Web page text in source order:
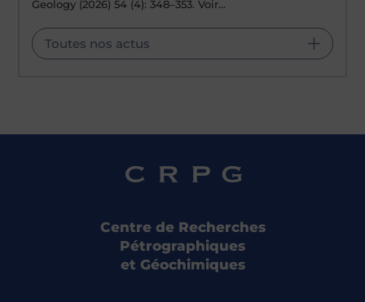
Geology (2026) 54 (4): 348–353. Voir…
Toutes nos actus
Centre de Recherches
Pétrographiques
et Géochimiques